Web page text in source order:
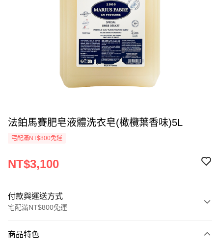
法鉑馬賽肥皂液體洗衣皂(橄欖葉香味)5L
宅配滿NT$800免運
NT$3,100
付款與運送方式
宅配滿NT$800免運
信用卡一次付款
商品特色